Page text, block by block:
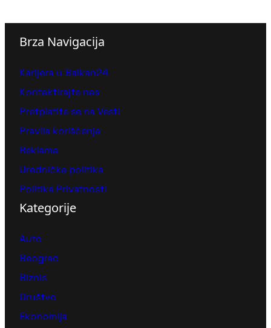
Brza Navigacija
Karijera u Balkan24
Kontaktirajte nas
Pretplatite se na Vesti
Pravila korišćenja
Reklama
Urednička politika
Politika Privatnosti
Kategorije
Auto
Beograd
Biznis
Društvo
Ekonomija